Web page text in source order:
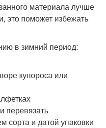
материала лучше
это поможет избежать
в зимний период:
купороса или
перевязать
сорта и датой упаковки